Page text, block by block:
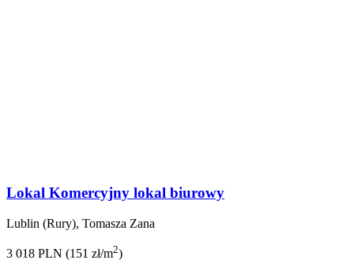
Lokal Komercyjny lokal biurowy
Lublin (Rury), Tomasza Zana
3 018 PLN (151 zł/m2)